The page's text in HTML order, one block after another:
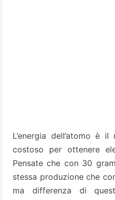
L’energia dell’atomo è
costoso per ottenere
Pensate che con 30
stessa produzione che
ma differenza di